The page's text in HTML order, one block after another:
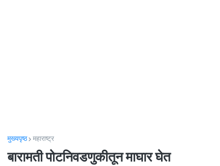
मुख्यपृष्ठ महाराष्ट्र
बारामती पोटनिवडणुकीतून माघार घेत